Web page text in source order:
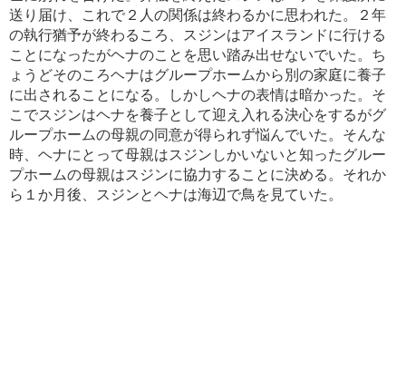
送り届け、これで２人の関係は終わるかに思われた。２年
の執行猶予が終わるころ、スジンはアイスランドに行ける
ことになったがヘナのことを思い踏み出せないでいた。ち
ょうどそのころヘナはグループホームから別の家庭に養子
に出されることになる。しかしヘナの表情は暗かった。そ
こでスジンはヘナを養子として迎え入れる決心をするがグ
ループホームの母親の同意が得られず悩んでいた。そんな
時、ヘナにとって母親はスジンしかいないと知ったグルー
プホームの母親はスジンに協力することに決める。それか
ら１か月後、スジンとヘナは海辺で鳥を見ていた。